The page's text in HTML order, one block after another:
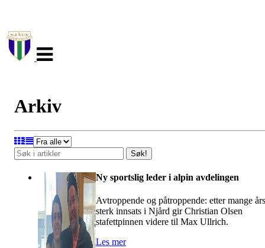
navigasjon
Arkiv
Søk!
Ny sportslig leder i alpin avdelingen
Avtroppende og påtroppende: etter mange års
sterk innsats i Njård gir Christian Olsen
stafettpinnen videre til Max Ullrich.
Les mer